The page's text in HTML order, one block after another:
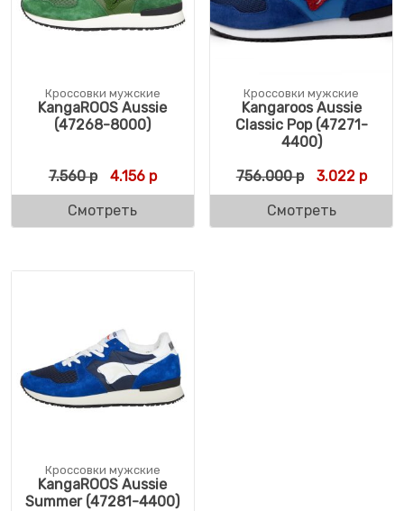
Кроссовки мужские
KangaROOS Aussie
(47268-8000)
7.560р Первоначальная цена составляла 7.560 р.
4.156рТекущая цена: 4.156 р.
Смотреть
Кроссовки мужские
Kangaroos Aussie
Classic Pop (47271-
4400)
756.000р 3.022р
Смотреть
Кроссовки мужские
KangaROOS Aussie
Summer (47281-4400)